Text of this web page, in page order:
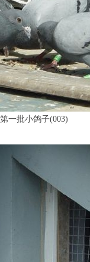
一批小鸽子(003)